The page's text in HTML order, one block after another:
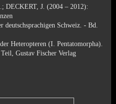
DECKERT, J. (2004 – 2012):
deutschsprachigen Schweiz. - Bd.
Heteropteren (I. Pentatomorpha).
Gustav Fischer Verlag